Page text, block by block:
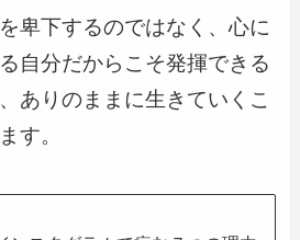
卑下するのではなく、心に
自分だからこそ発揮できる
ありのままに生きていくこ
す。